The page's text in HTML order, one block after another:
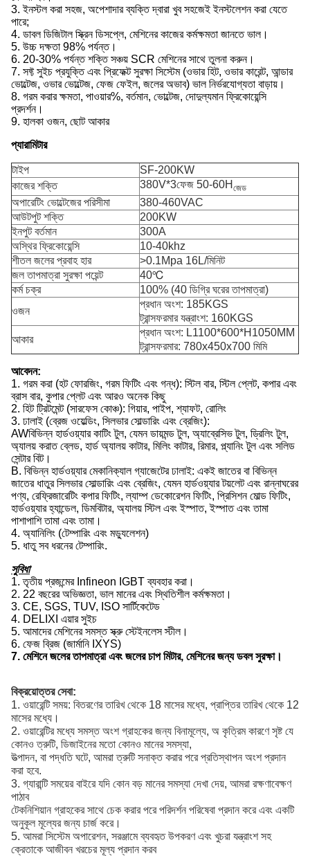
3. ইনস্টল করা সহজ, অপেশাদার ব্যক্তি দ্বারা খুব সহজেই ইনস্টলেশন করা যেতে
পারে;
4. ডাবল ডিজিটাল স্ক্রিন ডিসপ্লে, মেশিনের কাজের কর্মক্ষমতা জানতে ভাল।
5. উচ্চ দক্ষতা 98% পর্যন্ত।
6. 20-30% পর্যন্ত শক্তি সঞ্চয় SCR মেশিনের সাথে তুলনা করুন।
7. সফ্ট সুইচ প্রযুক্তি এবং প্রিফেক্ট সুরক্ষা সিস্টেম (ওভার হিট, ওভার কারেন্ট, আন্ডার
ভোল্টেজ, ওভার ভোল্টেজ, ফেজ ফেইল, জলের অভাব) ভাল নির্ভরযোগ্যতা বাড়ায়।
8. গরম করার ক্ষমতা, পাওয়ার%, বর্তমান, ভোল্টেজ, দোদুল্যমান ফ্রিকোয়েন্সি
প্রদর্শন।
9. হালকা ওজন, ছোট আকার
প্যারামিটার
টাইপ
SF-200KW
কাজের শক্তি
380V*3ফেজ 50-60H জেড
অপারেটিং ভোল্টেজের পরিসীমা
380-460VAC
আউটপুট শক্তি
200KW
ইনপুট বর্তমান
300A
অস্থির ফ্রিকোয়েন্সি
10-40khz
শীতল জলের প্রবাহ হার
>0.1Mpa 16L/মিনিট
জল তাপমাত্রা সুরক্ষা পয়েন্ট
40℃
কর্ম চক্র
100% (40 ডিগ্রি ঘরের তাপমাত্রা)
ওজন
প্রধান অংশ: 185KGS
ট্রান্সফরমার যন্ত্রাংশ: 160KGS
আকার
প্রধান অংশ: L1100*600*H1050MM
ট্রান্সফরমার: 780x450x700 মিমি
আবেদন:
1. গরম করা (হট ফোরজিং, গরম ফিটিং এবং গন্ধ): স্টিল বার, স্টিল প্লেট, কপার এবং
ব্রাস বার, কুপার প্লেট এবং আরও অনেক কিছু
2. হিট ট্রিটমেন্ট (সারফেস কোঞ্চ): গিয়ার, পাইপ, শ্যাফট, রোলিং
3. ঢালাই (ব্রেজ ওয়েল্ডিং, সিলভার সোল্ডারিং এবং ব্রেজিং):
AWবিভিন্ন হার্ডওয়্যার কাটিং টুল, যেমন ডায়মন্ড টুল, অ্যাব্রেসিভ টুল, ড্রিলিং টুল,
অ্যালয় করাত ব্লেড, হার্ড অ্যালয় কাটার, মিলিং কাটার, রিমার, প্ল্যানিং টুল এবং সলিড
সেন্টার বিট।
B. বিভিন্ন হার্ডওয়্যার মেকানিক্যাল গ্যাজেটের ঢালাই: একই জাতের বা বিভিন্ন
জাতের ধাতুর সিলভার সোল্ডারিং এবং ব্রেজিং, যেমন হার্ডওয়্যার টয়লেট এবং রান্নাঘরের
পণ্য, রেফ্রিজারেটিং কপার ফিটিং, ল্যাম্প ডেকোরেশন ফিটিং, প্রিসিশন মোল্ড ফিটিং,
হার্ডওয়্যার হ্যান্ডেল, ডিমবিটার, অ্যালয় স্টিল এবং ইস্পাত, ইস্পাত এবং তামা
পাশাপাশি তামা এবং তামা।
4. অ্যানিলিং (টেম্পারিং এবং মড্যুলেশন)
5. ধাতু সব ধরনের টেম্পারিং.
সুবিধা
1. তৃতীয় প্রজন্মের Infineon IGBT ব্যবহার করা।
2. 22 বছরের অভিজ্ঞতা, ভাল মানের এবং স্থিতিশীল কর্মক্ষমতা।
3. CE, SGS, TUV, ISO সার্টিকেটেড
4. DELIXI এয়ার সুইচ
5. আমাদের মেশিনের সমস্ত স্ক্রু স্টেইনলেস স্টীল।
6. ফেজ ব্রিজ (জার্মানি IXYS)
7. মেশিনে জলের তাপমাত্রা এবং জলের চাপ মিটার, মেশিনের জন্য ডবল সুরক্ষা।
বিক্রয়োত্তর সেবা:
1. ওয়ারেন্টি সময়: বিতরণের তারিখ থেকে 18 মাসের মধ্যে, প্রাপ্তির তারিখ থেকে 12
মাসের মধ্যে।
2. ওয়ারেন্টির মধ্যে সমস্ত অংশ গ্রাহকের জন্য বিনামূল্যে, অ কৃত্রিম কারণে সৃষ্ট যে
কোনও ত্রুটি, ডিজাইনের মতো কোনও মানের সমস্যা,
উত্পাদন, বা পদ্ধতি ঘটে, আমরা ত্রুটি সনাক্ত করার পরে প্রতিস্থাপন অংশ প্রদান
করা হবে.
3. গ্যারান্টি সময়ের বাইরে যদি কোন বড় মানের সমস্যা দেখা দেয়, আমরা রক্ষণাবেক্ষণ
পাঠাব
টেকনিশিয়ান গ্রাহকের সাথে চেক করার পরে পরিদর্শন পরিষেবা প্রদান করে এবং একটি
অনুকূল মূল্যের জন্য চার্জ করে।
5. আমরা সিস্টেম অপারেশন, সরঞ্জামে ব্যবহৃত উপকরণ এবং খুচরা যন্ত্রাংশ সহ
ক্রেতাকে আজীবন খরচের মূল্য প্রদান করব